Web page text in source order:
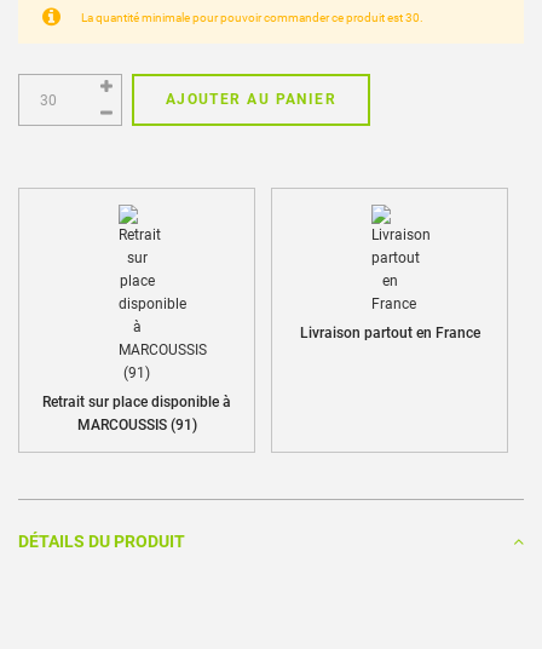
La quantité minimale pour pouvoir commander ce produit est 30.
AJOUTER AU PANIER
Retrait sur place disponible à
MARCOUSSIS (91)
Livraison partout en France
DÉTAILS DU PRODUIT